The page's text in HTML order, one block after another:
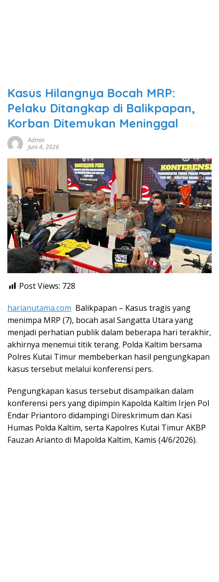
Kasus Hilangnya Bocah MRP:
Pelaku Ditangkap di Balikpapan,
Korban Ditemukan Meninggal
Admin
Juni 4, 2026
Post Views: 728
harianutama.com Balikpapan – Kasus tragis yang
menimpa MRP (7), bocah asal Sangatta Utara yang
menjadi perhatian publik dalam beberapa hari terakhir,
akhirnya menemui titik terang. Polda Kaltim bersama
Polres Kutai Timur membeberkan hasil pengungkapan
kasus tersebut melalui konferensi pers.
Pengungkapan kasus tersebut disampaikan dalam
konferensi pers yang dipimpin Kapolda Kaltim Irjen Pol
Endar Priantoro didampingi Direskrimum dan Kasi
Humas Polda Kaltim, serta Kapolres Kutai Timur AKBP
Fauzan Arianto di Mapolda Kaltim, Kamis (4/6/2026).